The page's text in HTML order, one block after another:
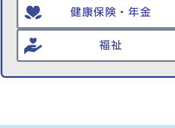
健康保険・年金
福祉